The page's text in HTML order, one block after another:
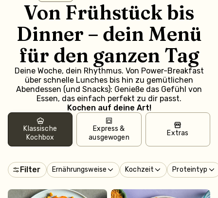
Von Frühstück bis
Dinner – dein Menü
für den ganzen Tag
Deine Woche, dein Rhythmus. Von Power-Breakfast
über schnelle Lunches bis hin zu gemütlichen
Abendessen (und Snacks): Genieße das Gefühl von
Essen, das einfach perfekt zu dir passt.
Kochen auf deine Art!
Klassische
Kochbox
Express &
ausgewogen
Extras
Filter Ernährungsweise Kochzeit Proteintyp